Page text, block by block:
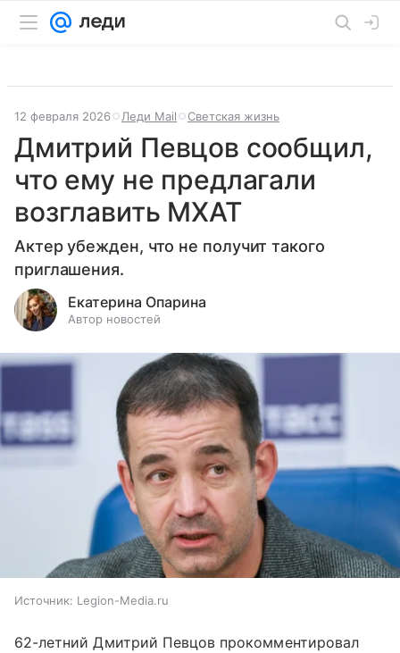
12 февраля 2026 Леди Mail Светская жизнь
Дмитрий Певцов сообщил,
что ему не предлагали
возглавить МХАТ
Актер убежден, что не получит такого
приглашения.
Екатерина Опарина
Автор новостей
Источник: Legion-Media.ru
62-летний Дмитрий Певцов прокомментировал